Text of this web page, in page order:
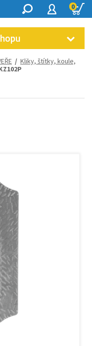
0
/ Kliky, štítky, koule,